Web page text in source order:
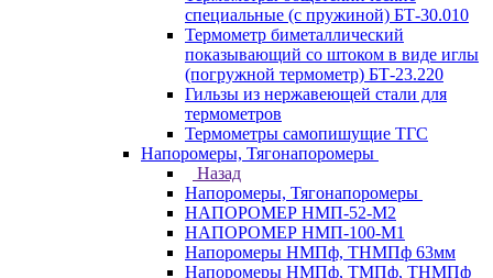
специальные (с пружиной) БТ-30.010
Термометр биметаллический
показывающий со штоком в виде иглы
(погружной термометр) БТ-23.220
Гильзы из нержавеющей стали для
термометров
Термометры самопишущие ТГС
Напоромеры, Тягонапоромеры
Назад
Напоромеры, Тягонапоромеры
НАПОРОМЕР НМП-52-М2
НАПОРОМЕР НМП-100-М1
Напоромеры НМПф, ТНМПф 63мм
Напоромеры НМПф, ТМПф, ТНМПф